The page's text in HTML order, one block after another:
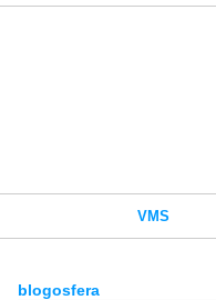
VMS
blogosfera